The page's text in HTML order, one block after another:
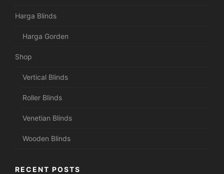
Harga Blinds
Harga Gorden
Shop
Vertical Blinds
Roller Blinds
Venetian Blinds
Wooden Blinds
RECENT POSTS